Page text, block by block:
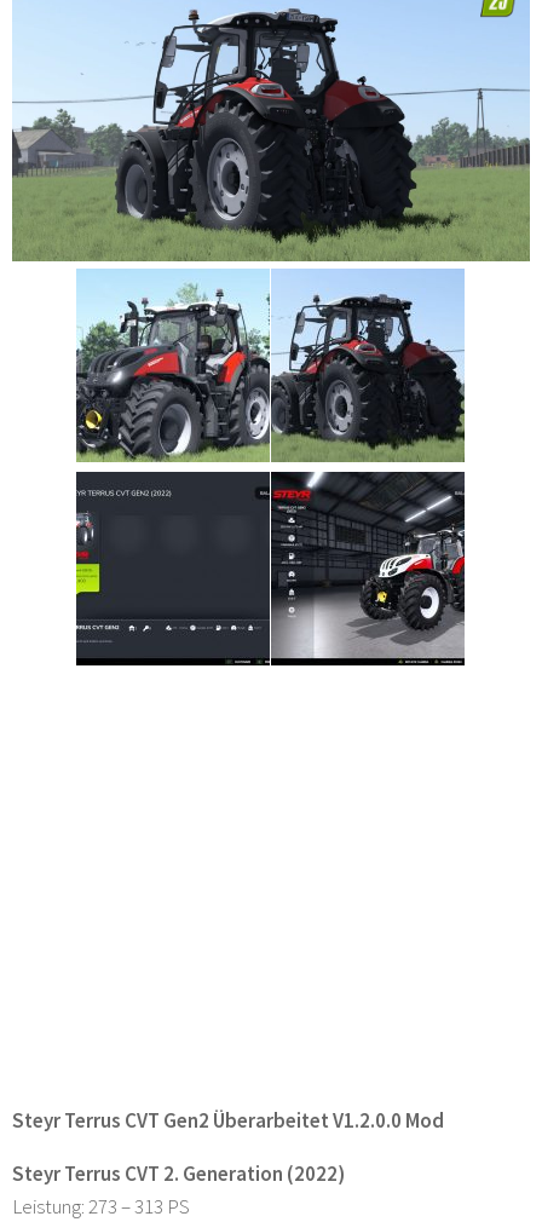
Steyr Terrus CVT Gen2 Überarbeitet V1.2.0.0 Mod
Steyr Terrus CVT 2. Generation (2022)
Leistung: 273 – 313 PS